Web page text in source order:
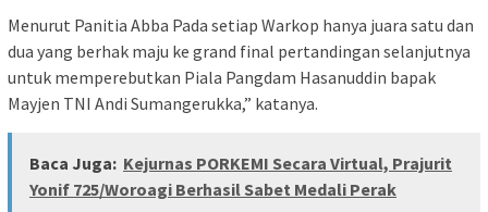
Menurut Panitia Abba Pada setiap Warkop hanya juara satu dan
dua yang berhak maju ke grand final pertandingan selanjutnya
untuk memperebutkan Piala Pangdam Hasanuddin bapak
Mayjen TNI Andi Sumangerukka,” katanya.
Baca Juga: Kejurnas PORKEMI Secara Virtual, Prajurit
Yonif 725/Woroagi Berhasil Sabet Medali Perak